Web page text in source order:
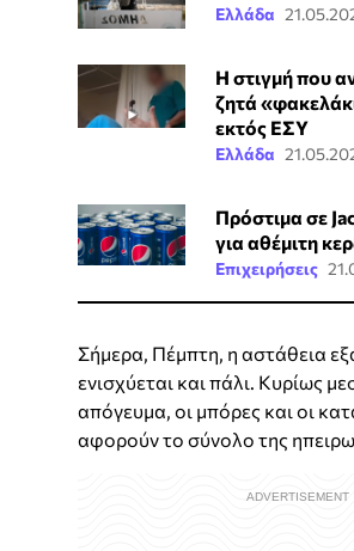
Ελλάδα
Η στιγμή που
ζητά
εκτός ΕΣΥ
Ελλάδα
Πρόστιμα σε
για αθέμιτη
Επιχειρήσεις
Σήμερα, Πέμπτη, η αστάθεια
ενισχύεται και πάλι. Κυρίως
απόγευμα, οι μπόρες και οι
αφορούν το σύνολο της